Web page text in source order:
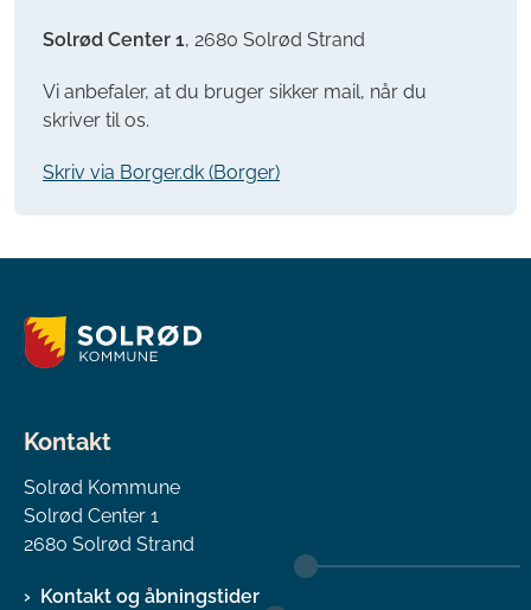
Solrød Center 1, 2680 Solrød Strand
Vi anbefaler, at du bruger sikker mail, når du
skriver til os.
Skriv via Borger.dk (Borger)
Kontakt
Solrød Kommune
Solrød Center 1
2680 Solrød Strand
Kontakt og åbningstider